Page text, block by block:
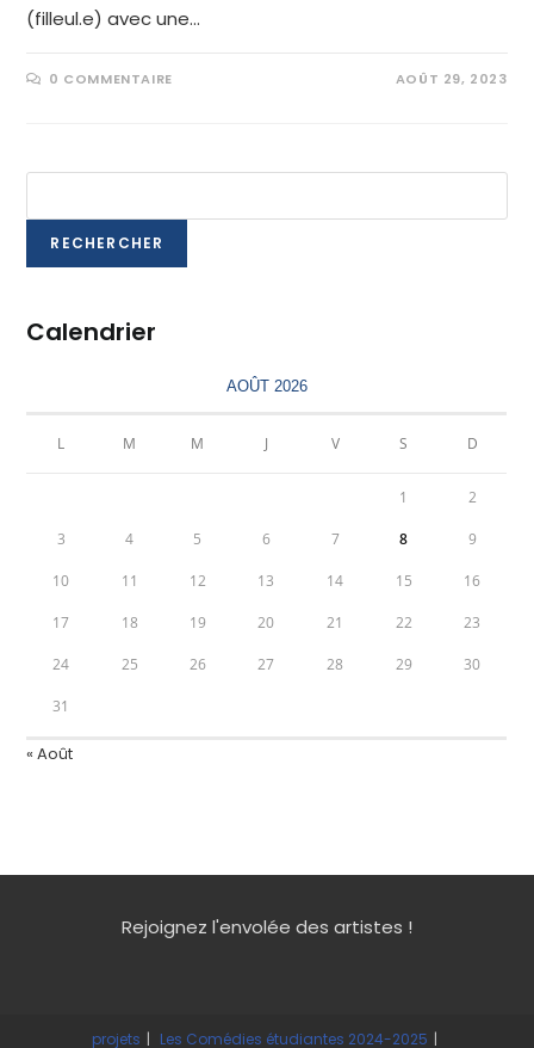
(filleul.e) avec une…
0 COMMENTAIRE AOÛT 29, 2023
RECHERCHER
Calendrier
AOÛT 2026
L M M J V S D
1 2
3 4 5 6 7 8 9
10 11 12 13 14 15 16
17 18 19 20 21 22 23
24 25 26 27 28 29 30
31
« Août
Rejoignez l'envolée des artistes !
projets Les Comédies étudiantes 2024-2025